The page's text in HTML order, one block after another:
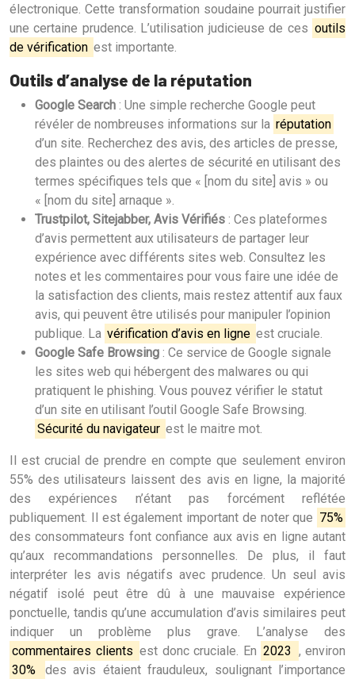
électronique. Cette transformation soudaine pourrait justifier
une certaine prudence. L’utilisation judicieuse de ces outils
de vérification est importante.
Outils d’analyse de la réputation
Google Search : Une simple recherche Google peut
révéler de nombreuses informations sur la réputation
d’un site. Recherchez des avis, des articles de presse,
des plaintes ou des alertes de sécurité en utilisant des
termes spécifiques tels que « [nom du site] avis » ou
« [nom du site] arnaque ».
Trustpilot, Sitejabber, Avis Vérifiés : Ces plateformes
d’avis permettent aux utilisateurs de partager leur
expérience avec différents sites web. Consultez les
notes et les commentaires pour vous faire une idée de
la satisfaction des clients, mais restez attentif aux faux
avis, qui peuvent être utilisés pour manipuler l’opinion
publique. La vérification d’avis en ligne est cruciale.
Google Safe Browsing : Ce service de Google signale
les sites web qui hébergent des malwares ou qui
pratiquent le phishing. Vous pouvez vérifier le statut
d’un site en utilisant l’outil Google Safe Browsing.
Sécurité du navigateur est le maitre mot.
Il est crucial de prendre en compte que seulement environ
55% des utilisateurs laissent des avis en ligne, la majorité
des expériences n’étant pas forcément reflétée
publiquement. Il est également important de noter que 75%
des consommateurs font confiance aux avis en ligne autant
qu’aux recommandations personnelles. De plus, il faut
interpréter les avis négatifs avec prudence. Un seul avis
négatif isolé peut être dû à une mauvaise expérience
ponctuelle, tandis qu’une accumulation d’avis similaires peut
indiquer un problème plus grave. L’analyse des
commentaires clients est donc cruciale. En 2023 , environ
30%
des avis étaient frauduleux, soulignant l’importance